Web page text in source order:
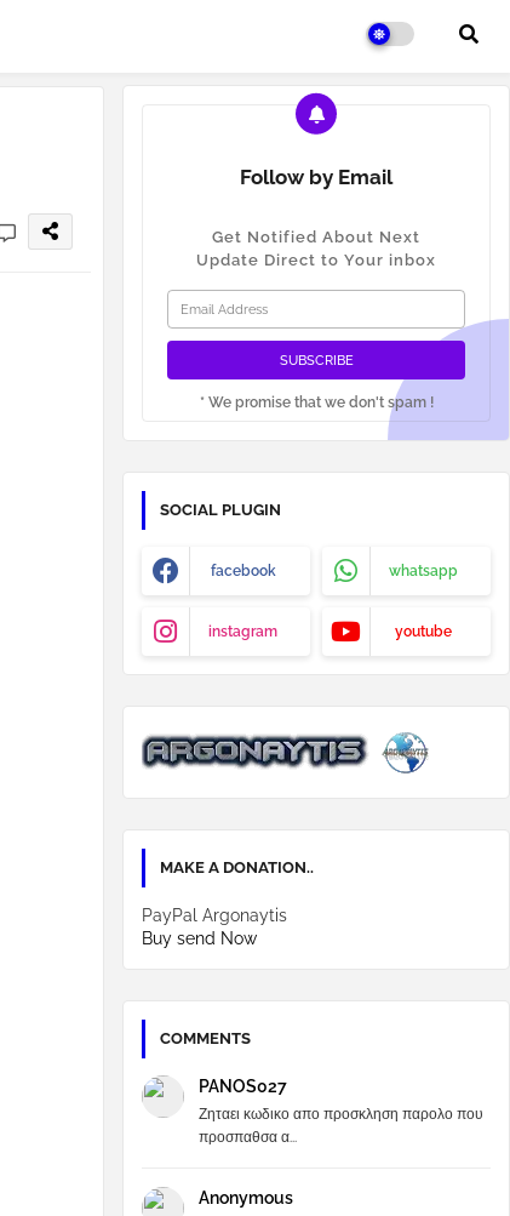
Follow by Email
Get Notified About Next
Update Direct to Your inbox
* We promise that we don't spam !
SOCIAL PLUGIN
facebook whatsapp
instagram youtube
MAKE A DONATION..
PayPal Argonaytis
Buy send Now
COMMENTS
PANOS027
Ζηταει κωδικο απο προσκληση παρολο που
προσπαθσα α...
Anonymous